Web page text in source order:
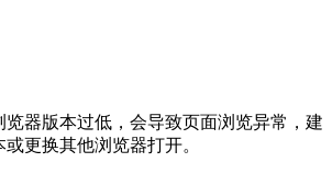
器版本过低，会导致页面浏览异常，建
更换其他浏览器打开。